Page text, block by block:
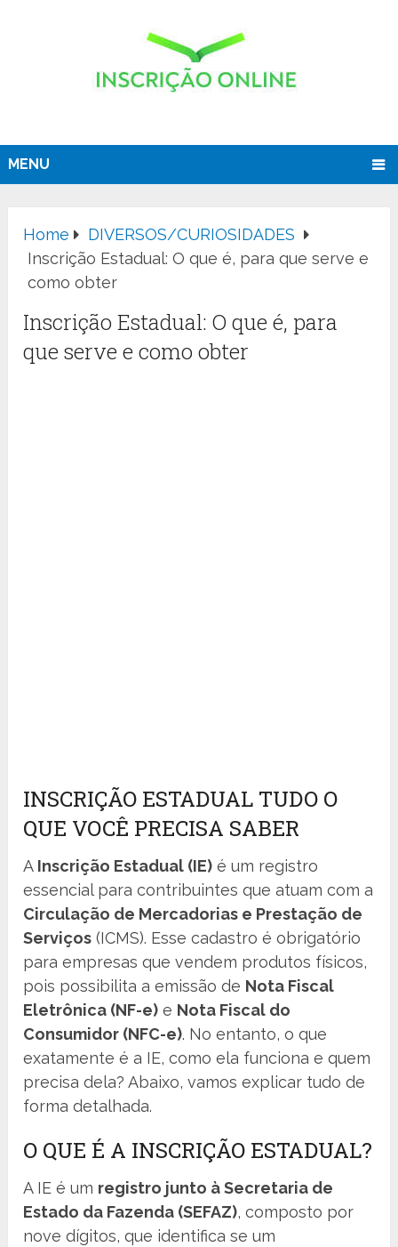
MENU
Home
DIVERSOS/CURIOSIDADES
Inscrição Estadual: O que é, para que serve e
como obter
Inscrição Estadual: O que é, para
que serve e como obter
INSCRIÇÃO ESTADUAL TUDO O
QUE VOCÊ PRECISA SABER
A Inscrição Estadual (IE) é um registro
essencial para contribuintes que atuam com a
Circulação de Mercadorias e Prestação de
Serviços (ICMS). Esse cadastro é obrigatório
para empresas que vendem produtos físicos,
pois possibilita a emissão de Nota Fiscal
Eletrônica (NF-e) e Nota Fiscal do
Consumidor (NFC-e). No entanto, o que
exatamente é a IE, como ela funciona e quem
precisa dela? Abaixo, vamos explicar tudo de
forma detalhada.
O QUE É A INSCRIÇÃO ESTADUAL?
A IE é um registro junto à Secretaria de
Estado da Fazenda (SEFAZ), composto por
nove dígitos, que identifica se um